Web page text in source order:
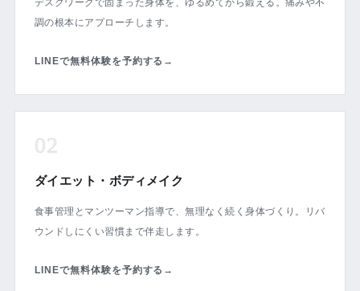
デスクワークで固まった身体を、ゆるめてから鍛える。痛みや不
調の根本にアプローチします。
LINEで無料体験を予約する →
02
ダイエット・ボディメイク
食事管理とマンツーマン指導で、無理なく続く身体づくり。リバ
ウンドしにくい習慣まで伴走します。
LINEで無料体験を予約する →